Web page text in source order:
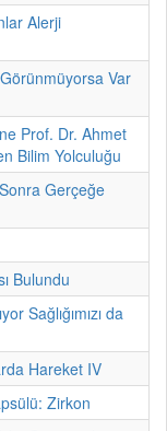
Alerji
Var
Prof. Dr. Ahmet
Bilim Yolculuğu
Gerçeğe
Bulundu
Sağlığımızı da
Hareket IV
Zirkon